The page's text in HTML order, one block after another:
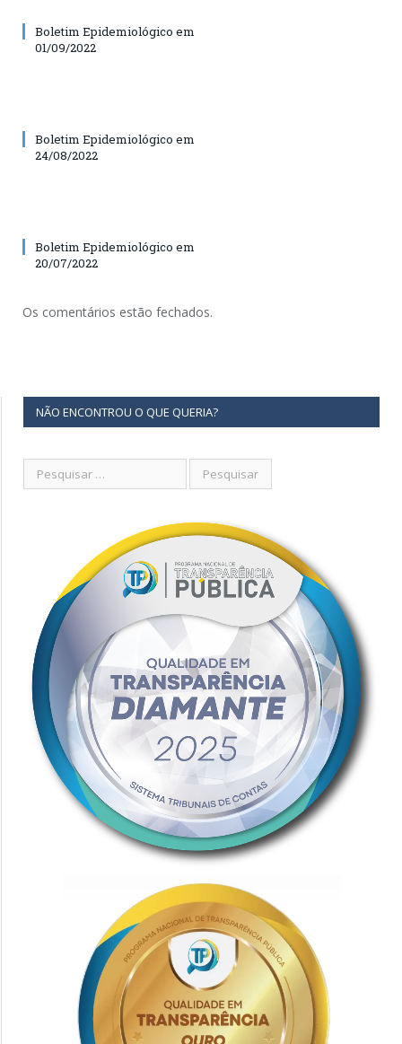
Boletim Epidemiológico em
01/09/2022
Boletim Epidemiológico em
24/08/2022
Boletim Epidemiológico em
20/07/2022
Os comentários estão fechados.
NÃO ENCONTROU O QUE QUERIA?